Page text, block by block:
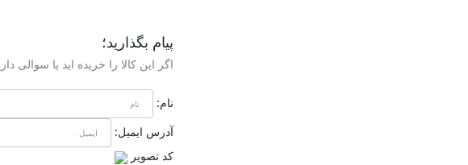
پیام بگذارید؛
اگر این کالا را خریده اید یا سوالی
نام:
آدرس ایمیل:
کد تصویر